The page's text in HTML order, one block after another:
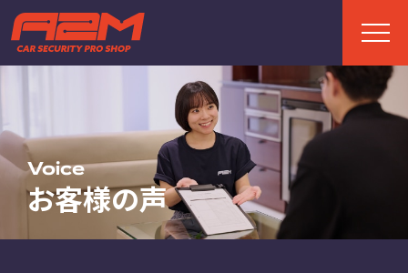
Voice
お客様の声
TOP
ABOUT
A2Mについて